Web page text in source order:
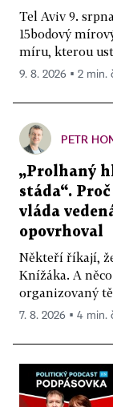
Tel Aviv 9.
15bodový
míru, kterou
9. 8. 2026 ▪ 2 min.
PETR
„Prolhaný
stáda“.
vláda
opovrhoval
Někteří říkají,
Knížáka. A
organizovaný
7. 8. 2026 ▪ 4 min.